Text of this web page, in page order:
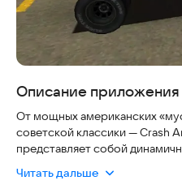
Описание приложения
От мощных американских
советской классики — Crash
представляет собой
этом проекте вы не просто
Читать дальше